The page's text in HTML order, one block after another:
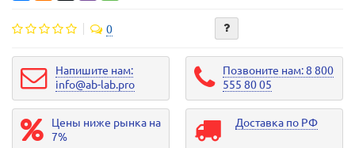
0
Напишите нам:
info@ab-lab.pro
Позвоните нам: 8 800
555 80 05
Цены ниже рынка на
7%
Доставка по РФ